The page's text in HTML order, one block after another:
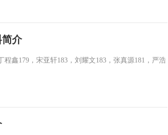
介
鑫179，宋亚轩183，刘耀文183，张真源181，严浩